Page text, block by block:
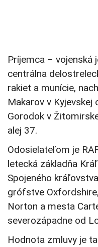
Príjemca – vojenská
centrálna
rakiet a munície,
Makarov v
Gorodok v
alej 37.
Odosielateľom je
letecká základňa
Spojeného
grófstve
Norton a mesta
severozápadne od
Hodnota zmluvy je